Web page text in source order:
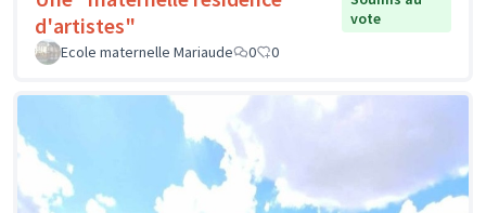
d'artistes"
vote
Ecole maternelle Mariaude
0 0